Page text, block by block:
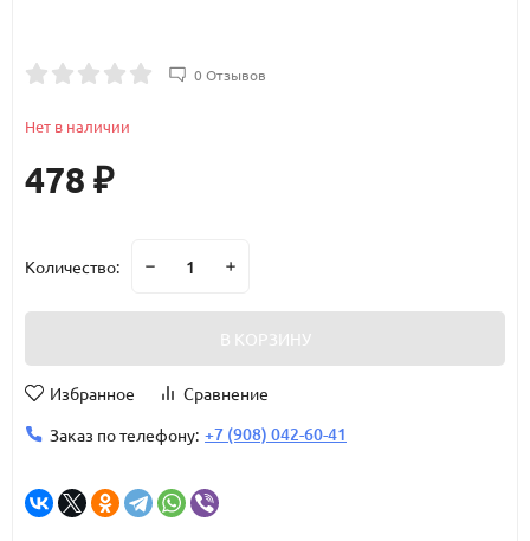
0 Отзывов
Нет в наличии
478 ₽
Количество:
В КОРЗИНУ
Избранное
Сравнение
Заказ по телефону: +7 (908) 042-60-41